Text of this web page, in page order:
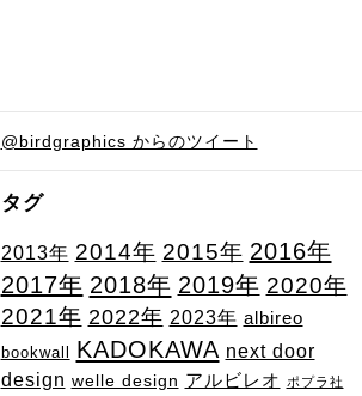
@birdgraphics からのツイート
タグ
2013年 2014年 2015年 2016年
2017年 2018年 2019年 2020年
2021年 2022年 2023年 albireo
bookwall KADOKAWA next door
design welle design アルビレオ ポプラ社